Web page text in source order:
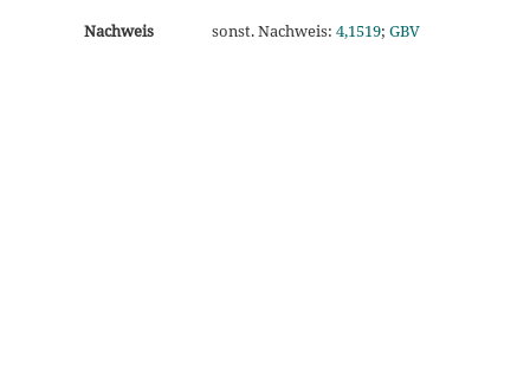
Nachweis sonst. Nachweis: 4,1519; GBV